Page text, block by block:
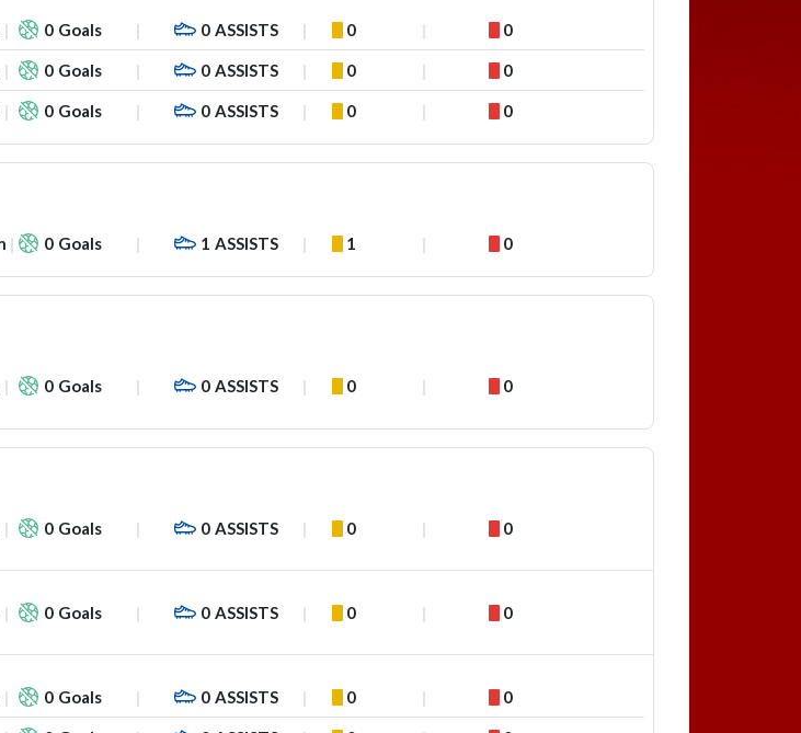
0 Goals 0 ASSISTS 0 0
0 Goals 0 ASSISTS 0 0
0 Goals 0 ASSISTS 0 0
0 Goals 1 ASSISTS 1 0
0 Goals 0 ASSISTS 0 0
0 Goals 0 ASSISTS 0 0
0 Goals 0 ASSISTS 0 0
0 Goals 0 ASSISTS 0 0